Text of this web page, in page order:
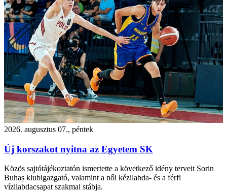
2026. augusztus 07., péntek
Új korszakot nyitna az Egyetem SK
Közös sajtótájékoztatón ismertette a következő idény terveit Sorin
Buhaș klubigazgató, valamint a női kézilabda- és a férfi
vízilabdacsapat szakmai stábja.